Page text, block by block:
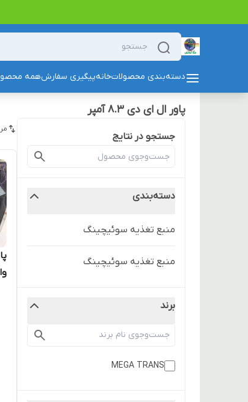
دسته‌بندی محصولاتخانهپیگیری سفارشهمه
پاور ال ای دی ۸.۳ آمپر
جستجو در نتایج
دسته‌بندی
منبع تغذیه سوئیچینگ
منبع تغذیه سوئیچینگ
برند
MEGA TRANS
وات